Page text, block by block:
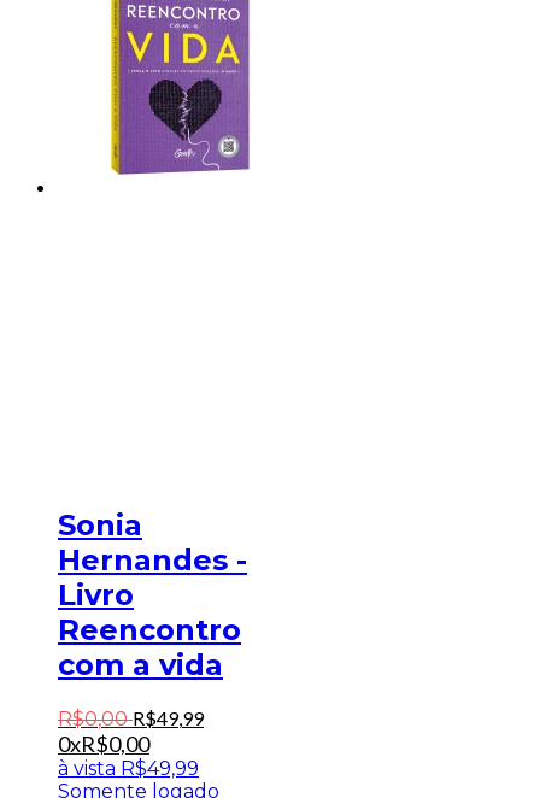
Sonia
Hernandes -
Livro
Reencontro
com a vida
R$0,00 R$49,99
0xR$0,00
à vista R$49,99
Somente logado